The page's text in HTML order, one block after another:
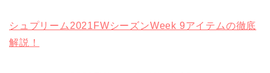
シュプリーム2021FWシーズンWeek 9アイテムの徹底
解説！